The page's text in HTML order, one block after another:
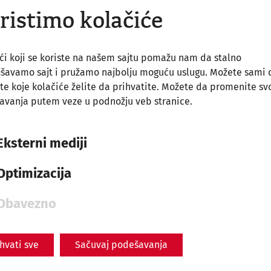
kolačiće
koji se koriste na našem sajtu pomažu nam da stalno
sajt i pružamo najbolju moguću uslugu. Možete sami
koje kolačiće želite da prihvatite. Možete da promenite
putem veze u podnožju veb stranice.
mediji
sve Sačuvaj podešavanja
Dr. Eduard Pollhammer
am Römerbergwerk Meurin
Rochusmarkt
und Dr. Kristina Adler-Wölfl
und Dr. Markus Wachter